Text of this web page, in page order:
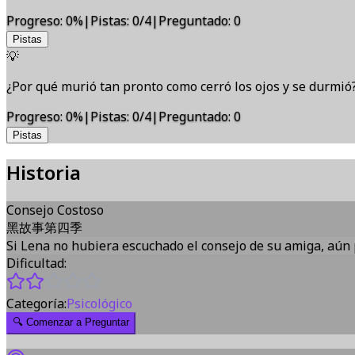
Progreso:0%|Pistas:0/4|Preguntado:0
Pistas
💡
¿Por qué murió tan pronto como cerró los ojos y se
Progreso:0%|Pistas:0/4|Preguntado:0
Pistas
Historia
Consejo Costoso
黑故事第四季
Si Lena no hubiera escuchado el consejo de su amiga,
Dificultad:
Categoría:Psicológico
🔍 Comenzar a Preguntar